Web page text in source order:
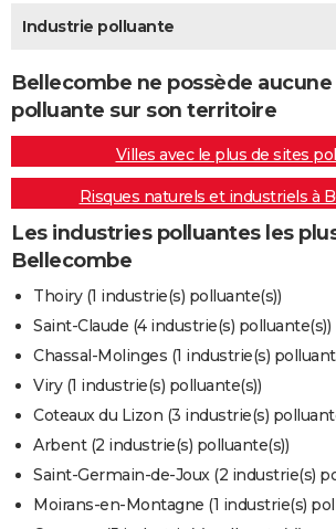
Destinations
City break
Voyage nature
Voyage de noces
Forum
Climat
+PHOTO
GUIDES D'ACHAT
BONS PLANS
CARTE DE VOEUX
Carte de Noël
Carte Bonne année
Carte Saint-Valentin
Carte Pâques
Carte d'anniversaire
DICTIONNAIRE
Dictionnaire
Biographies
Citations
Expressions
Proverbes
PROGRAMME TV
COPAINS D'AVANT
S'inscrire
Se connecter
Lycées
Collèges
Primaires
Universités
Entreprises
Service militaire
Avis de recherche
FORUM
Bricolage
Lifestyle
Culture
Sport
Auto
Television
Voyage
Cinema
Industrie polluante
Bellecombe ne possède
polluante sur son territoire
Villes avec le plus de sites
Risques naturels et industriels à
Les industries polluantes les
Bellecombe
Thoiry (1 industrie(s) polluante(s))
Saint-Claude (4 industrie(s) polluante(s))
Chassal-Molinges (1 industrie(s)
Viry (1 industrie(s) polluante(s))
Coteaux du Lizon (3 industrie(s)
Arbent (2 industrie(s) polluante(s))
Saint-Germain-de-Joux (2 industrie(s)
Moirans-en-Montagne (1 industrie(s)